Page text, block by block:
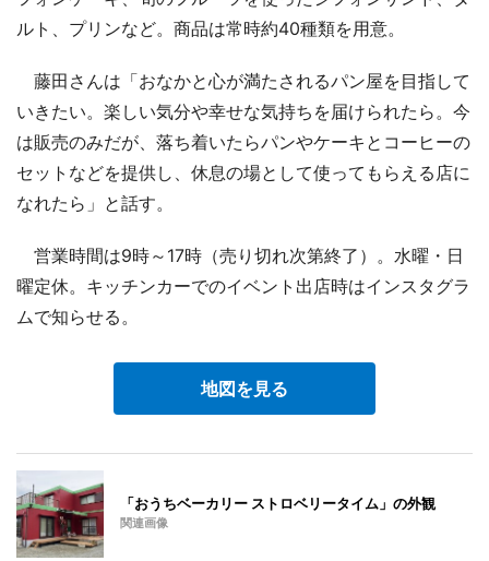
ルト、プリンなど。商品は常時約40種類を用意。
藤田さんは「おなかと心が満たされるパン屋を目指して
いきたい。楽しい気分や幸せな気持ちを届けられたら。今
は販売のみだが、落ち着いたらパンやケーキとコーヒーの
セットなどを提供し、休息の場として使ってもらえる店に
なれたら」と話す。
営業時間は9時～17時（売り切れ次第終了）。水曜・日
曜定休。キッチンカーでのイベント出店時はインスタグラ
ムで知らせる。
地図を見る
「おうちベーカリー ストロベリータイム」の外観
関連画像